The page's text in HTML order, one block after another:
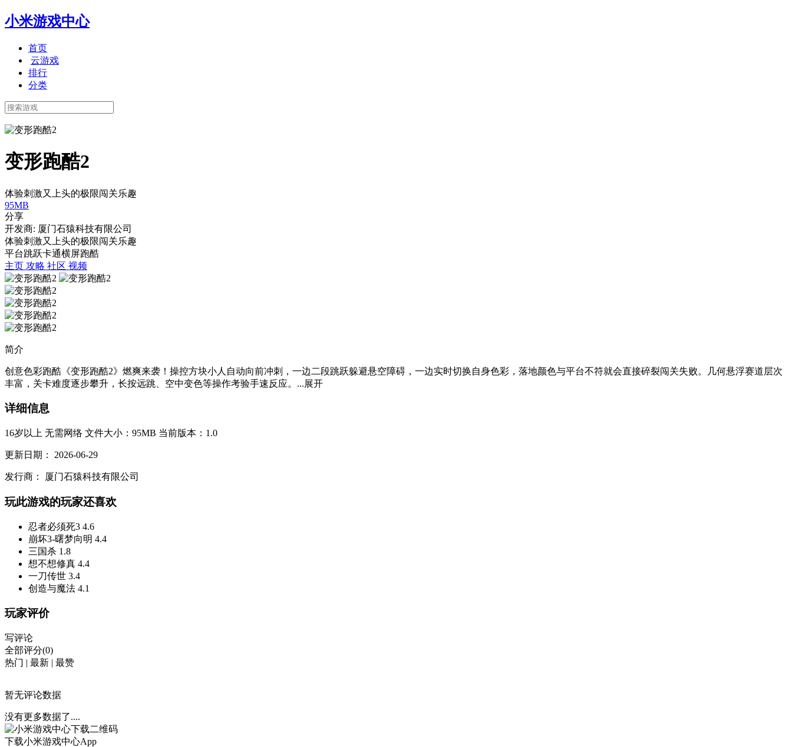
小米游戏中心
首页
云游戏
排行
分类
变形跑酷2
体验刺激又上头的极限闯关乐趣
95MB
分享
开发商: 厦门石猿科技有限公司
体验刺激又上头的极限闯关乐趣
平台跳跃卡通横屏跑酷
主页 攻略 社区 视频
简介
创意色彩跑酷《变形跑酷2》燃爽来袭！操控方块小人自动向前冲刺，一边二段跳跃躲避悬空障碍，一边实时切换自身色彩，落地颜色与平台不符就会直接碎裂闯关失败。几何悬浮赛道层次
丰富，关卡难度逐步攀升，长按远跳、空中变色等操作考验手速反应。...展开
详细信息
16岁以上 无需网络 文件大小：95MB 当前版本：1.0
更新日期： 2026-06-29
发行商： 厦门石猿科技有限公司
玩此游戏的玩家还喜欢
忍者必须死3 4.6
崩坏3-曙梦向明 4.4
三国杀 1.8
想不想修真 4.4
一刀传世 3.4
创造与魔法 4.1
玩家评价
写评论
全部评分(0)
热门 | 最新 | 最赞
暂无评论数据
没有更多数据了....
下载小米游戏中心App